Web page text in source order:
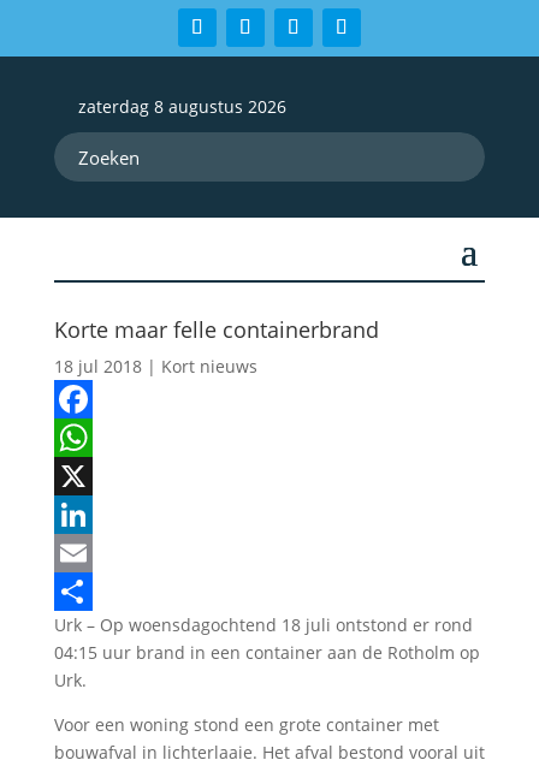
zaterdag 8 augustus 2026
Korte maar felle containerbrand
18 jul 2018| Kort nieuws
Facebook
WhatsApp
X
LinkedIn
Email
Delen
Urk – Op woensdagochtend 18 juli ontstond er rond
04:15 uur brand in een container aan de Rotholm op
Urk.
Voor een woning stond een grote container met
bouwafval in lichterlaaie. Het afval bestond vooral uit